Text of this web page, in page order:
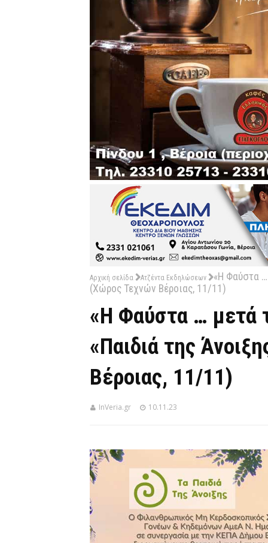
Αρχική σελίδα Ατζέντα Εκδηλώσεων
«Η Φαύστα …
(Χώρος Τεχνών Βέροιας, 11/11)
«Η Φαύστα … μετά
«Παιδιά της
Βέροιας, 11/11)
InVeria.gr 10.11.23